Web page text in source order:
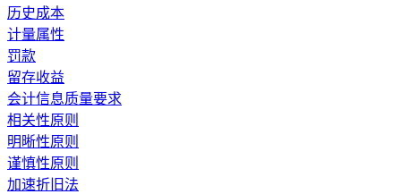
历史成本
计量属性
罚款
留存收益
会计信息质量要求
相关性原则
明晰性原则
谨慎性原则
加速折旧法